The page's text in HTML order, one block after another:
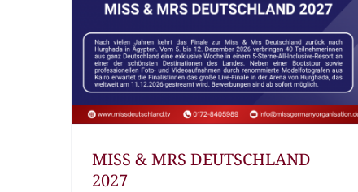
MISS & MRS DEUTSCHLAND
2027